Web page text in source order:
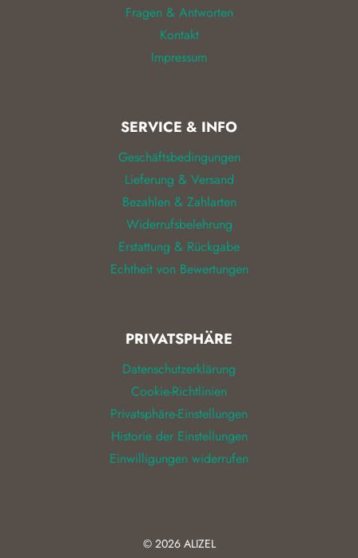
Fragen & Antworten
Kontakt
Impressum
SERVICE & INFO
Geschäftsbedingungen
Lieferung & Versand
Bezahlen & Zahlarten
Widerrufsbelehrung
Erstattung & Rückgabe
Echtheit von Bewertungen
PRIVATSPHÄRE
Datenschutzerklärung
Cookie-Richtlinien
Privatsphäre-Einstellungen
Historie der Einstellungen
Einwilligungen widerrufen
© 2026 ALIZEL